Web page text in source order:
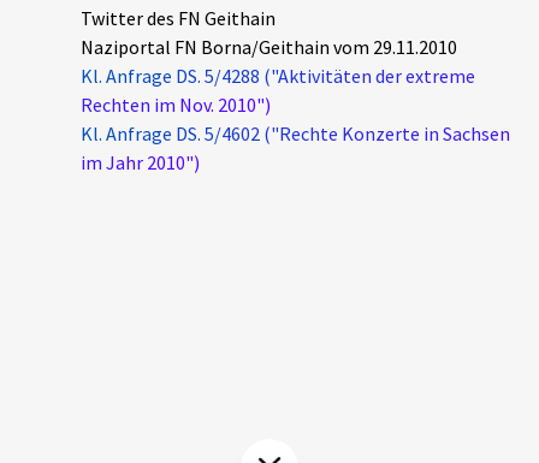
Alle Beiträge
Veranstaltungen
Pressemitteilungen
Podcasts
Über uns
Projektbeschreibung
Kontakt
Twitter des FN Geithain
Naziportal FN Borna/Geithain vom 29.11.2010
Kl. Anfrage DS. 5/4288 ("Aktivitäten der extreme
Rechten im Nov. 2010")
Kl. Anfrage DS. 5/4602 ("Rechte Konzerte in Sachsen
im Jahr 2010")